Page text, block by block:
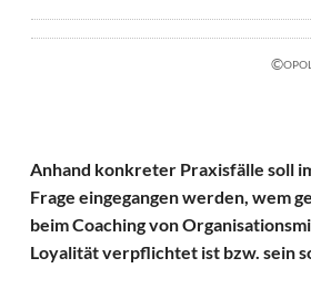
©
Anhand konkreter Praxisfälle soll
Frage eingegangen werden, wem
beim Coaching von
Loyalität verpflichtet ist bzw. sein